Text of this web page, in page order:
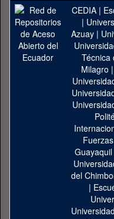
CEDIA|
|
Azuay|
Técnica
Milagro |
Guayaquil
del
|